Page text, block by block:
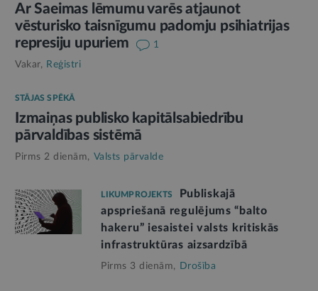
Ar Saeimas lēmumu varēs atjaunot
vēsturisko taisnīgumu padomju psihiatrijas
represiju upuriem
1
Vakar, Reģistri
STĀJAS SPĒKĀ
Izmaiņas publisko kapitālsabiedrību
pārvaldības sistēmā
Pirms 2 dienām, Valsts pārvalde
LIKUMPROJEKTS
Publiskajā
apspriešanā regulējums “balto
hakeru” iesaistei valsts kritiskās
infrastruktūras aizsardzībā
Pirms 3 dienām, Drošība